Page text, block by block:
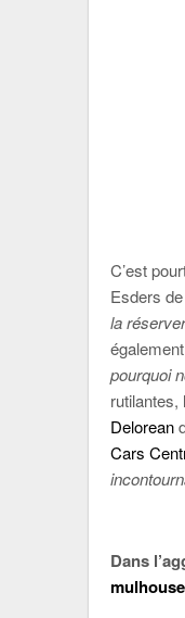
C’est
Esders
la
pourquoi
rutilantes,
Delorean
Cars
Dans